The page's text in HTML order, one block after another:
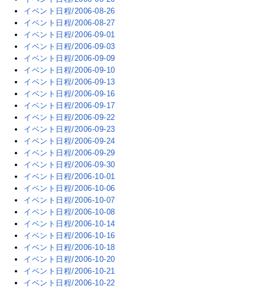
イベント日程/2006-08-26
イベント日程/2006-08-27
イベント日程/2006-09-01
イベント日程/2006-09-03
イベント日程/2006-09-09
イベント日程/2006-09-10
イベント日程/2006-09-13
イベント日程/2006-09-16
イベント日程/2006-09-17
イベント日程/2006-09-22
イベント日程/2006-09-23
イベント日程/2006-09-24
イベント日程/2006-09-29
イベント日程/2006-09-30
イベント日程/2006-10-01
イベント日程/2006-10-06
イベント日程/2006-10-07
イベント日程/2006-10-08
イベント日程/2006-10-14
イベント日程/2006-10-16
イベント日程/2006-10-18
イベント日程/2006-10-20
イベント日程/2006-10-21
イベント日程/2006-10-22